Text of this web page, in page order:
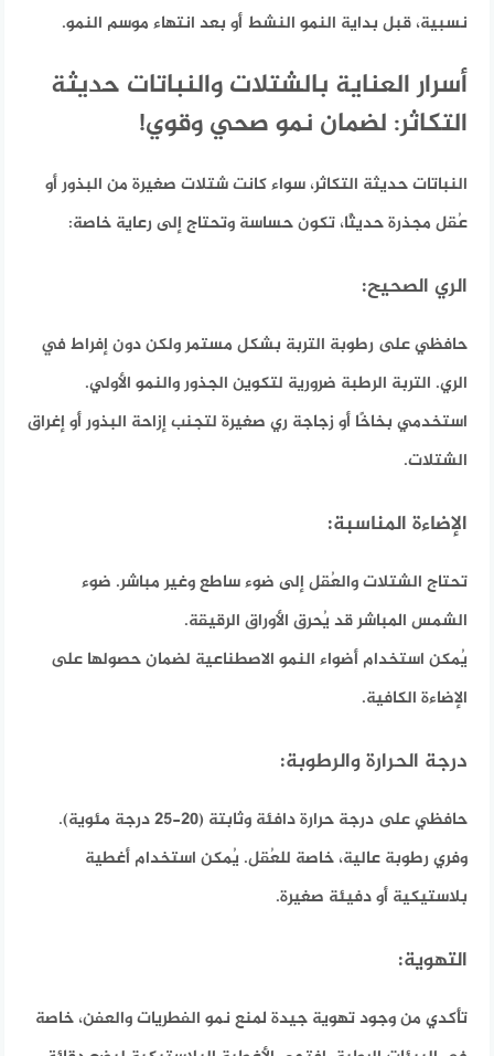
نسبية، قبل بداية النمو النشط أو بعد انتهاء موسم النمو.
أسرار العناية بالشتلات والنباتات حديثة
التكاثر: لضمان نمو صحي وقوي!
النباتات حديثة التكاثر، سواء كانت شتلات صغيرة من البذور أو
عُقل مجذرة حديثًا،تكون حساسة وتحتاج إلى رعاية خاصة:
الري الصحيح:
حافظي على رطوبة التربة بشكل مستمر ولكن دون إفراط في
الري. التربة الرطبة ضرورية لتكوين الجذور والنمو الأولي.
استخدمي بخاخًا أو زجاجة ري صغيرة لتجنب إزاحة البذور أو إغراق
الشتلات.
الإضاءة المناسبة:
تحتاج الشتلات والعُقل إلى ضوء ساطع وغير مباشر. ضوء
الشمس المباشر قد يُحرق الأوراق الرقيقة.
يُمكن استخدام أضواء النمو الاصطناعية لضمان حصولها على
الإضاءة الكافية.
درجة الحرارة والرطوبة:
حافظي على درجة حرارة دافئة وثابتة (20-25 درجة مئوية).
وفري رطوبة عالية، خاصة للعُقل. يُمكن استخدام أغطية
بلاستيكية أو دفيئة صغيرة.
التهوية:
تأكدي من وجود تهوية جيدة لمنع نمو الفطريات والعفن، خاصة